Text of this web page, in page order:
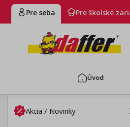
Pre seba Pre školské
Úvod
Akcia / Novinky